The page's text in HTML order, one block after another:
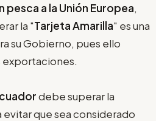
pesca a la Unión Europea,
la "Tarjeta Amarilla" es una
su Gobierno, pues ello
exportaciones.
debe superar la
evitar que sea considerado